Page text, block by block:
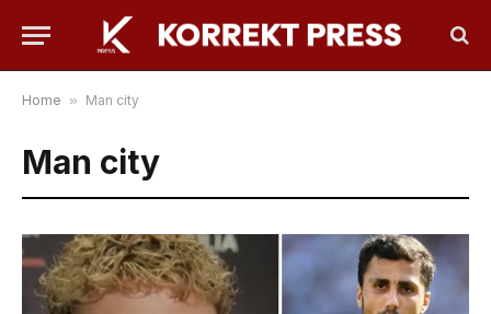
Home » Man city
Man city